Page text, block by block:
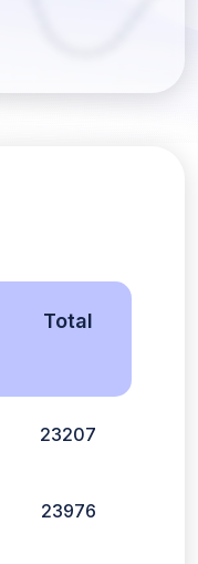
Total
23207
23976